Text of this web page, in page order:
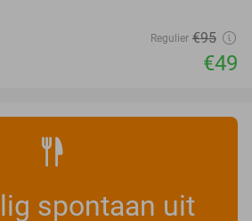
Regulier €95
€49
spontaan uit